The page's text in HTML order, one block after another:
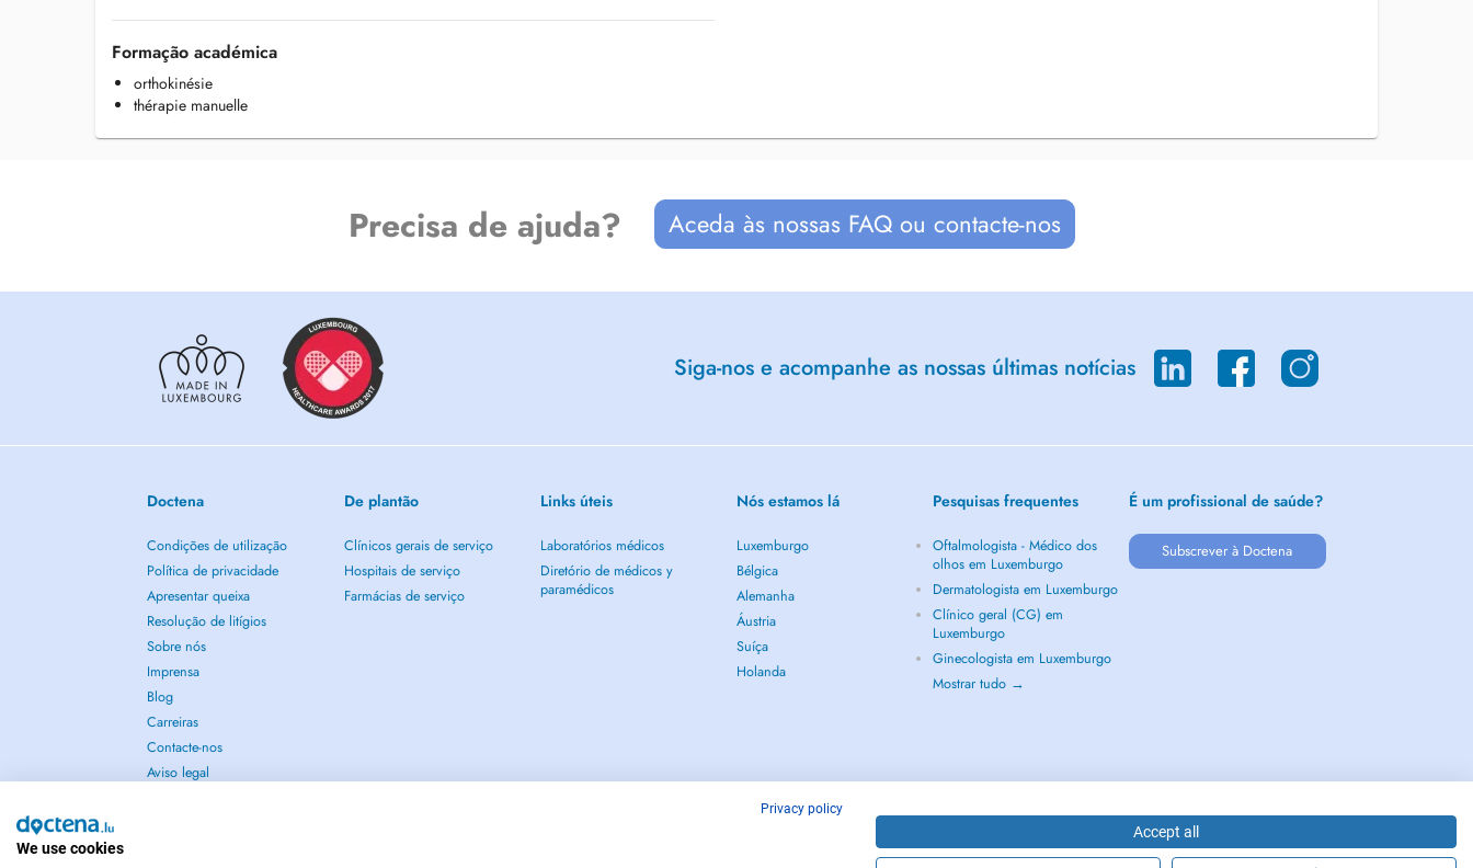
Formação académica
orthokinésie
thérapie manuelle
Precisa de ajuda? Aceda às nossas FAQ ou contacte-nos
Siga-nos e acompanhe as nossas últimas notícias
Doctena
Condições de utilização
Política de privacidade
Apresentar queixa
Resolução de litígios
Sobre nós
Imprensa
Blog
Carreiras
Contacte-nos
Aviso legal
De plantão
Clínicos gerais de serviço
Hospitais de serviço
Farmácias de serviço
Links úteis
Laboratórios médicos
Diretório de médicos y
paramédicos
Nós estamos lá
Luxemburgo
Bélgica
Alemanha
Áustria
Suíça
Holanda
Pesquisas frequentes
Oftalmologista - Médico dos
olhos em Luxemburgo
Dermatologista em Luxemburgo
Clínico geral (CG) em
Luxemburgo
Ginecologista em Luxemburgo
Mostrar tudo →
É um profissional de saúde?
Subscrever à Doctena
Privacy policy
We use cookies
Accept all